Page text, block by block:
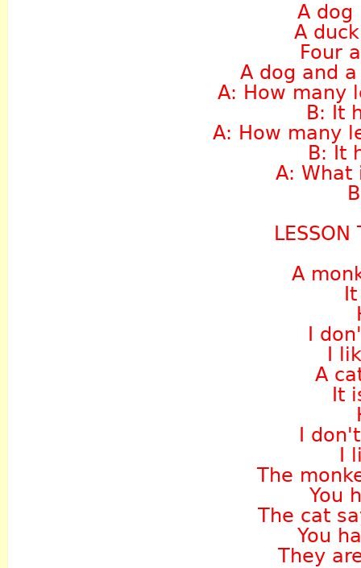
A dog
A
Four
A dog and
A: How many
B: It
A: How many
B: It
A: What
A
I
I
A
It
I
I
The
You
The cat
You
They